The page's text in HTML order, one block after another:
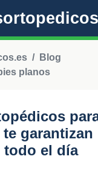
Blog
planos
garantizan
todo el día